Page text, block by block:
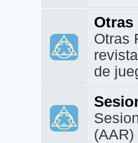
Otras
Otras
de
(AAR)